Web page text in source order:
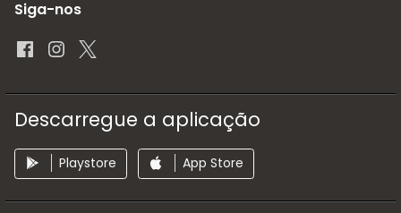
Siga-nos
Descarregue a aplicação
Playstore App Store